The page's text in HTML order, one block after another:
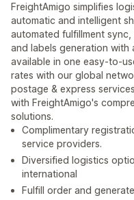
FreightAmigo simplifies
automatic and intelligent
automated fulfillment
and labels generation with
available in one easy-to-
rates with our global
postage & express
with FreightAmigo's
solutions.
Complimentary
service providers.
Diversified logistics
international
Fulfill order and